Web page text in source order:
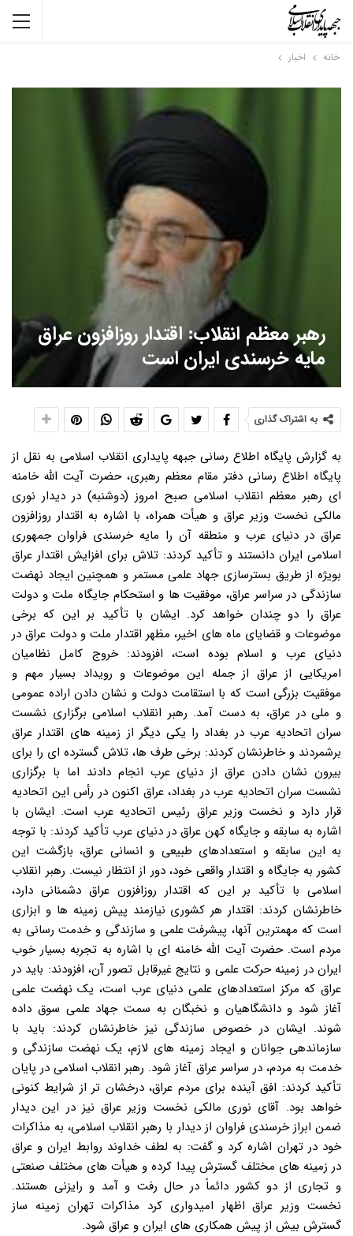
خانه اخبار
رهبر معظم انقلاب: اقتدار روزافزون عراق
مایه خرسندی ایران است
به اشتراک گذاری
به گزارش پایگاه اطلاع رسانی جبهه پایداری انقلاب اسلامی به نقل از
پایگاه اطلاع رسانی دفتر مقام معظم رهبری، حضرت آیت الله خامنه
ای رهبر معظم انقلاب اسلامی صبح امروز (دوشنبه) در دیدار نوری
مالکی نخست وزیر عراق و هیأت همراه، با اشاره به اقتدار روزافزون
عراق در دنیای عرب و منطقه آن را مایه خرسندی فراوان جمهوری
اسلامی ایران دانستند و تأکید کردند: تلاش برای افزایش اقتدار عراق
بویژه از طریق بسترسازی جهاد علمی مستمر و همچنین ایجاد نهضت
سازندگی در سراسر عراق، موفقیت ها و استحکام جایگاه ملت و دولت
عراق را دو چندان خواهد کرد. ایشان با تأکید بر این که برخی
موضوعات و قضایای ماه های اخیر، مظهر اقتدار ملت و دولت عراق در
دنیای عرب و اسلام بوده است، افزودند: خروج کامل نظامیان
امریکایی از عراق از جمله این موضوعات و رویداد بسیار مهم و
موفقیت بزرگی است که با استقامت دولت و نشان دادن اراده عمومی
و ملی در عراق، به دست آمد. رهبر انقلاب اسلامی برگزاری نشست
سران اتحادیه عرب در بغداد را یکی دیگر از زمینه های اقتدار عراق
برشمردند و خاطرنشان کردند: برخی طرف ها، تلاش گسترده ای را برای
بیرون نشان دادن عراق از دنیای عرب انجام دادند اما با برگزاری
نشست سران اتحادیه عرب در بغداد، عراق اکنون در رأس این اتحادیه
قرار دارد و نخست وزیر عراق رئیس اتحادیه عرب است. ایشان با
اشاره به سابقه و جایگاه کهن عراق در دنیای عرب تأکید کردند: با توجه
به این سابقه و استعدادهای طبیعی و انسانی عراق، بازگشت این
کشور به جایگاه و اقتدار واقعی خود، دور از انتظار نیست. رهبر انقلاب
اسلامی با تأکید بر این که اقتدار روزافزون عراق دشمنانی دارد،
خاطرنشان کردند: اقتدار هر کشوری نیازمند پیش زمینه ها و ابزاری
است که مهمترین آنها، پیشرفت علمی و سازندگی و خدمت رسانی به
مردم است. حضرت آیت الله خامنه ای با اشاره به تجربه بسیار خوب
ایران در زمینه حرکت علمی و نتایج غیرقابل تصور آن، افزودند: باید در
عراق که مرکز استعدادهای علمی دنیای عرب است، یک نهضت علمی
آغاز شود و دانشگاهیان و نخبگان به سمت جهاد علمی سوق داده
شوند. ایشان در خصوص سازندگی نیز خاطرنشان کردند: باید با
سازماندهی جوانان و ایجاد زمینه های لازم، یک نهضت سازندگی و
خدمت به مردم، در سراسر عراق آغاز شود. رهبر انقلاب اسلامی در پایان
تأکید کردند: افق آینده برای مردم عراق، درخشان تر از شرایط کنونی
خواهد بود. آقای نوری مالکی نخست وزیر عراق نیز در این دیدار
ضمن ابراز خرسندی فراوان از دیدار با رهبر انقلاب اسلامی، به مذاکرات
خود در تهران اشاره کرد و گفت: به لطف خداوند روابط ایران و عراق
در زمینه های مختلف گسترش پیدا کرده و هیأت های مختلف صنعتی
و تجاری از دو کشور دائماً در حال رفت و آمد و رایزنی هستند.
نخست وزیر عراق اظهار امیدواری کرد مذاکرات تهران زمینه ساز
گسترش بیش از پیش همکاری های ایران و عراق شود.